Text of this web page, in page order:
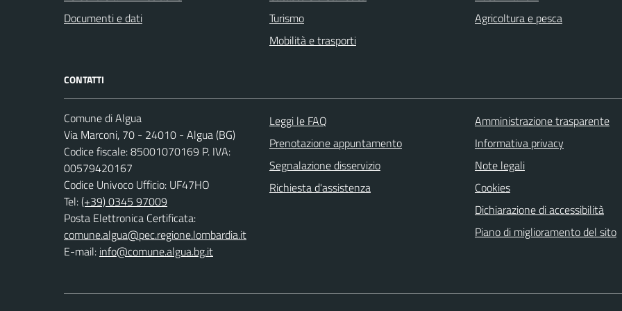
Documenti e dati
Turismo
Mobilità e trasporti
Agricoltura e pesca
CONTATTI
Comune di Algua
Via Marconi, 70 - 24010 - Algua (BG)
Codice fiscale: 85001070169 P. IVA:
00579420167
Codice Univoco Ufficio: UF47HO
Tel:(+39) 0345 97009
Posta Elettronica Certificata:
comune.algua@pec.regione.lombardia.it
E-mail: info@comune.algua.bg.it
Leggi le FAQ
Prenotazione appuntamento
Segnalazione disservizio
Richiesta d'assistenza
Amministrazione trasparente
Informativa privacy
Note legali
Cookies
Dichiarazione di accessibilità
Piano di miglioramento del sito